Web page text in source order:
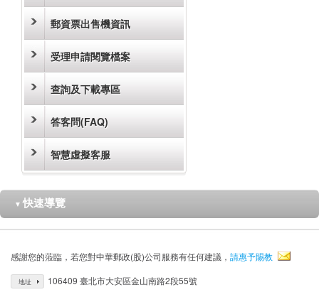
郵資票出售機資訊
受理申請閱覽檔案
查詢及下載專區
答客問(FAQ)
智慧虛擬客服
▼ 快速導覽
感謝您的蒞臨，若您對中華郵政(股)公司服務有任何建議， 請惠予賜教
地址 106409 臺北市大安區金山南路2段55號